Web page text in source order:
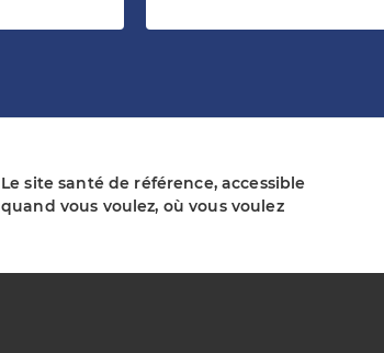
Le site santé de référence, accessible
quand vous voulez, où vous voulez